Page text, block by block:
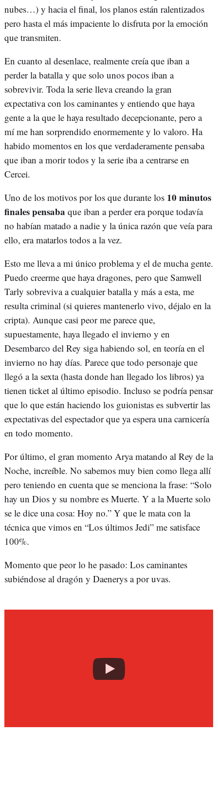
nubes…) y hacia el final, los planos están ralentizados
pero hasta el más impaciente lo disfruta por la emoción
que transmiten.
En cuanto al desenlace, realmente creía que iban a
perder la batalla y que solo unos pocos iban a
sobrevivir. Toda la serie lleva creando la gran
expectativa con los caminantes y entiendo que haya
gente a la que le haya resultado decepcionante, pero a
mí me han sorprendido enormemente y lo valoro. Ha
habido momentos en los que verdaderamente pensaba
que iban a morir todos y la serie iba a centrarse en
Cercei.
Uno de los motivos por los que durante los 10 minutos
finales pensaba que iban a perder era porque todavía
no habían matado a nadie y la única razón que veía para
ello, era matarlos todos a la vez.
Esto me lleva a mi único problema y el de mucha gente.
Puedo creerme que haya dragones, pero que Samwell
Tarly sobreviva a cualquier batalla y más a esta, me
resulta criminal (si quieres mantenerlo vivo, déjalo en la
cripta). Aunque casi peor me parece que,
supuestamente, haya llegado el invierno y en
Desembarco del Rey siga habiendo sol, en teoría en el
invierno no hay días. Parece que todo personaje que
llegó a la sexta (hasta donde han llegado los libros) ya
tienen ticket al último episodio. Incluso se podría pensar
que lo que están haciendo los guionistas es subvertir las
expectativas del espectador que ya espera una carnicería
en todo momento.
Por último, el gran momento Arya matando al Rey de la
Noche, increíble. No sabemos muy bien como llega allí
pero teniendo en cuenta que se menciona la frase: “Solo
hay un Dios y su nombre es Muerte. Y a la Muerte solo
se le dice una cosa: Hoy no.” Y que le mata con la
técnica que vimos en “Los últimos Jedi” me satisface
100%.
Momento que peor lo he pasado: Los caminantes
subiéndose al dragón y Daenerys a por uvas.